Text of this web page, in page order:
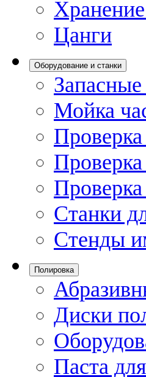
Цанги
Оборудование и станки
Мойка
Станки
Стенды
Полировка
Диски
Паста